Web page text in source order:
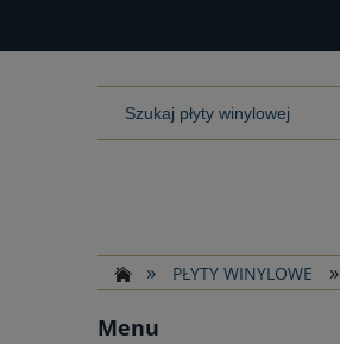
»
PŁYTY WINYLOWE »
Menu